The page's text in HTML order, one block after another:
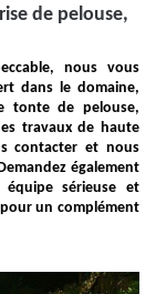
de pelouse,
nous vous
dans le domaine,
tonte de pelouse,
travaux de haute
contacter et nous
également
sérieuse et
un complément